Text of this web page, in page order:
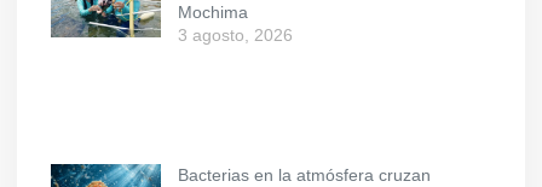
Mochima
3 agosto, 2026
Bacterias en la atmósfera cruzan